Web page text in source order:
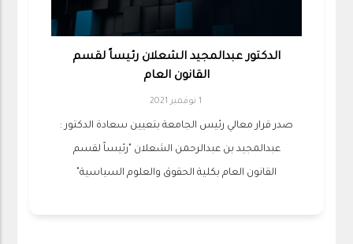
الدكتور عبدالمجيد الشعلان رئيساً لقسم
القانون العام
1 نوفمبر 2021
صدر قرار معالي رئيس الجامعة بتعيين سعادة الدكتور :
عبدالمجيد بن عبدالرحمن الشعلان "رئيساً لقسم
القانون العام بكلية الحقوق والعلوم السياسية"